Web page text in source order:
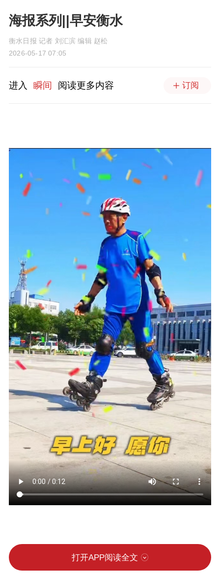
海报系列||早安衡水
衡水日报 记者 刘汇滨 编辑 赵松
2026-05-17 07:05
进入 瞬间 阅读更多内容 订阅
打开APP阅读全文